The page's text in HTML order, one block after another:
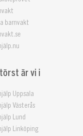
barnvakt
är vi i
Uppsala
Västerås
Lund
Linköping